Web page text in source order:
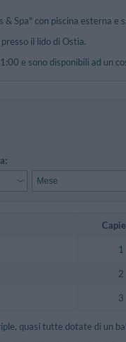
Spa" con piscina esterna e
il lido di Ostia.
e sono disponibili ad un
1
2
3
quasi tutte dotate di un